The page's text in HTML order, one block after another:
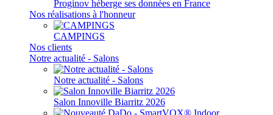
Proginov héberge ses données en France
Nos réalisations à l'honneur
CAMPINGS
Nos clients
Notre actualité - Salons
Notre actualité - Salons
Salon Innoville Biarritz 2026